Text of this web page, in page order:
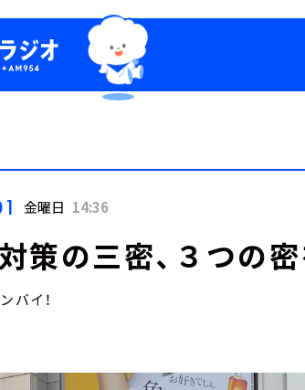
Podcast
金曜日 14:36
策の三密、３つの
バイ！